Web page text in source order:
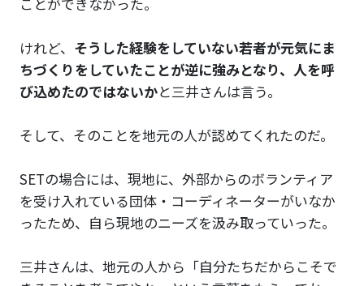
けれど、 そうした経験をしていない若者が元気にま
ちづくりをしていたことが逆に強みとなり、人を呼
び込めたのではないかと三井さんは言う。
そして、そのことを地元の人が認めてくれたのだ。
SETの場合には、現地に、外部からのボランティア
を受け入れている団体・コーディネーターがいなか
ったため、自ら現地のニーズを汲み取っていった。
三井さんは、地元の人から「自分たちだからこそで